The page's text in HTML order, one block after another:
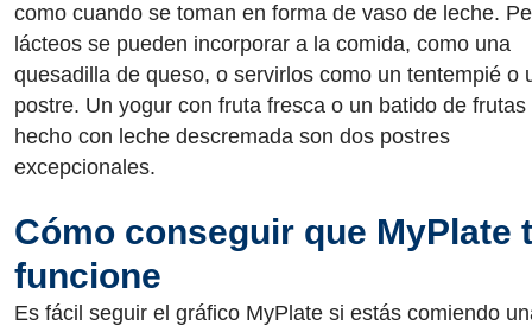
como cuando se toman en forma de vaso de leche.
lácteos se pueden incorporar a la comida, como una
quesadilla de queso, o servirlos como un tentempié o
postre. Un yogur con fruta fresca o un batido de frutas
hecho con leche descremada son dos postres
excepcionales.
Cómo conseguir que MyPlate
funcione
Es fácil seguir el gráfico MyPlate si estás comiendo